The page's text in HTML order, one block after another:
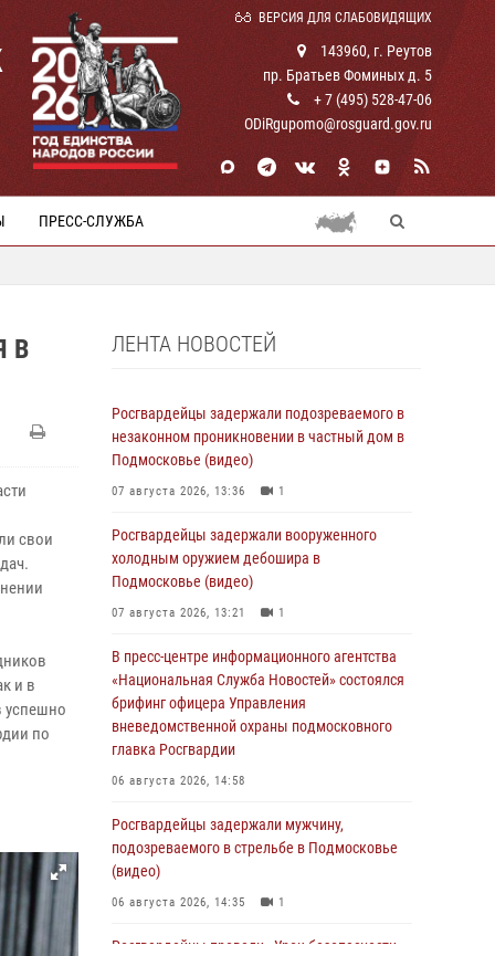
ВЕРСИЯ ДЛЯ СЛАБОВИДЯЩИХ
143960, г. Реутов
пр. Братьев Фоминых д. 5
+ 7 (495) 528-47-06
ODiRgupomo@rosguard.gov.ru
ПРЕСС-СЛУЖБА
В
свои
и в
успешно
по
ЛЕНТА НОВОСТЕЙ
Росгвардейцы задержали подозреваемого в
незаконном проникновении в частный дом в
Подмосковье (видео)
07 августа 2026, 13:36 1
Росгвардейцы задержали вооруженного
холодным оружием дебошира в
Подмосковье (видео)
07 августа 2026, 13:21 1
В пресс-центре информационного агентства
«Национальная Служба Новостей» состоялся
брифинг офицера Управления
вневедомственной охраны подмосковного
главка Росгвардии
06 августа 2026, 14:58
Росгвардейцы задержали мужчину,
подозреваемого в стрельбе в Подмосковье
(видео)
06 августа 2026, 14:35 1
Росгвардейцы провели «Урок безопасности»